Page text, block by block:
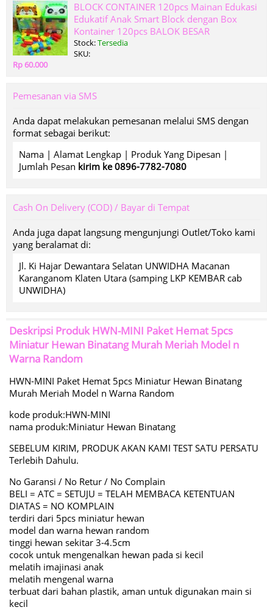
BLOCK CONTAINER 120pcs Mainan Edukasi
Edukatif Anak Smart Block dengan Box
Kontainer 120pcs BALOK BESAR
Stock:Tersedia
SKU:
Rp 60.000
Pemesanan via SMS
Anda dapat melakukan pemesanan melalui SMS dengan
format sebagai berikut:
Nama | Alamat Lengkap | Produk Yang Dipesan |
Jumlah Pesan kirim ke 0896-7782-7080
Cash On Delivery (COD) / Bayar di Tempat
Anda juga dapat langsung mengunjungi Outlet/Toko kami
yang beralamat di:
Jl. Ki Hajar Dewantara Selatan UNWIDHA Macanan
Karanganom Klaten Utara (samping LKP KEMBAR cab
UNWIDHA)
Deskripsi ProdukHWN-MINI Paket Hemat 5pcs
Miniatur Hewan Binatang Murah Meriah Model n
Warna Random
HWN-MINI Paket Hemat 5pcs Miniatur Hewan Binatang
Murah Meriah Model n Warna Random
kode produk:HWN-MINI
nama produk:Miniatur Hewan Binatang
SEBELUM KIRIM, PRODUK AKAN KAMI TEST SATU PERSATU
Terlebih Dahulu.
No Garansi / No Retur / No Complain
BELI = ATC = SETUJU = TELAH MEMBACA KETENTUAN
DIATAS = NO KOMPLAIN
terdiri dari 5pcs miniatur hewan
model dan warna hewan random
tinggi hewan sekitar 3-4.5cm
cocok untuk mengenalkan hewan pada si kecil
melatih imajinasi anak
melatih mengenal warna
terbuat dari bahan plastik, aman untuk digunakan main si
kecil